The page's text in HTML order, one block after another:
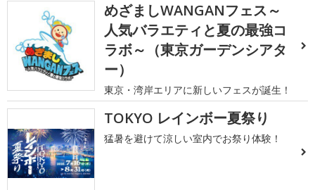
めざましWANGANフェス～
人気バラエティと夏の最強コ
ラボ～（東京ガーデンシアタ
ー）
東京・湾岸エリアに新しいフェスが誕生！
TOKYO レインボー夏祭り
猛暑を避けて涼しい室内でお祭り体験！